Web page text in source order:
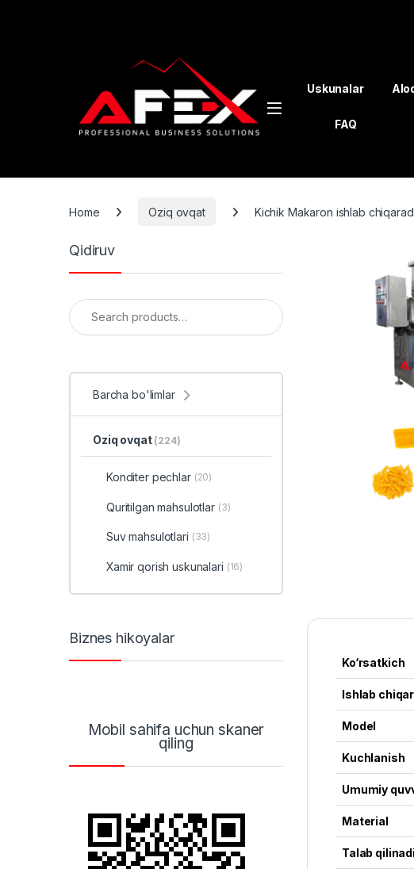
Uskunalar
FAQ
Home Oziq ovqat Kichik Makaron ishlab
Ko‘rsatkich
Ishlab
Model
Kuchlanish
Umumiy
Material
Talab
Qidiruv
Search for:
Barcha bo'limlar
Oziq ovqat (224)
Konditer pechlar (20)
Quritilgan mahsulotlar (3)
Suv mahsulotlari (33)
Xamir qorish uskunalari (16)
Biznes hikoyalar
Mobil sahifa uchun skaner
qiling